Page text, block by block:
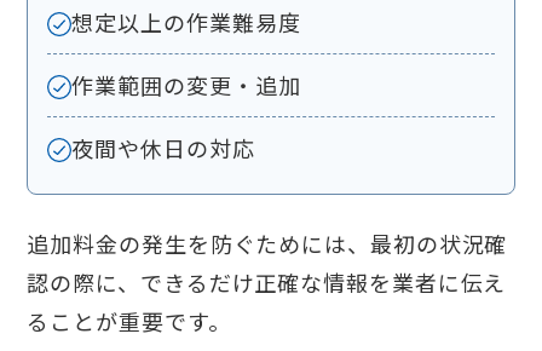
想定以上の作業難易度
作業範囲の変更・追加
夜間や休日の対応
追加料金の発生を防ぐためには、最初の状況確
認の際に、できるだけ正確な情報を業者に伝え
ることが重要です。